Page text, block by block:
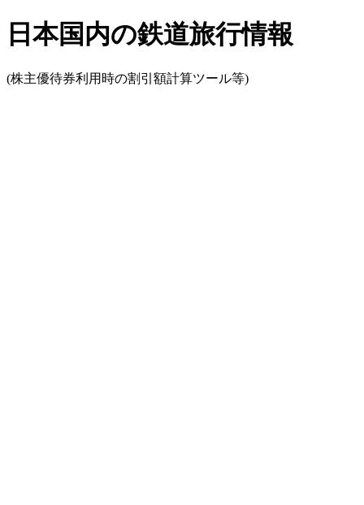
日本国内の鉄道旅行情報
(株主優待券利用時の割引額計算ツール等)